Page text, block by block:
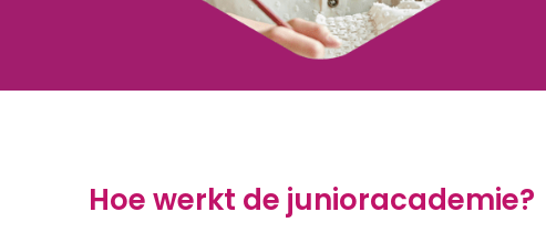
Hoe werkt de junioracademie?